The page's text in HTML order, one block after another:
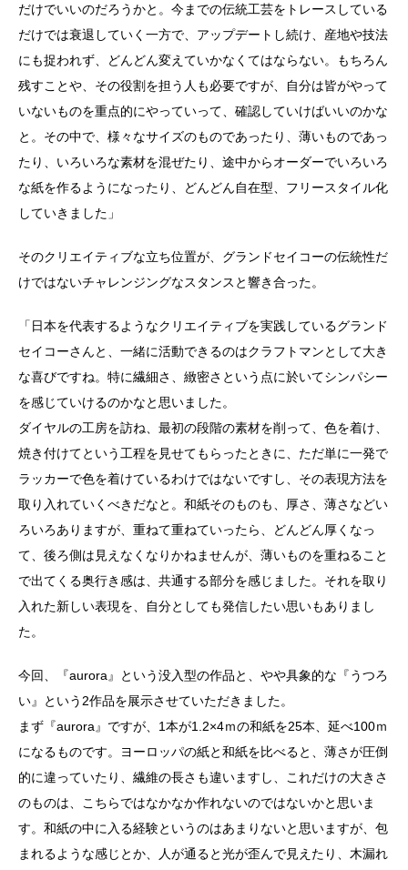
だけでいいのだろうかと。今までの伝統工芸をトレースしている
だけでは衰退していく一方で、アップデートし続け、産地や技法
にも捉われず、どんどん変えていかなくてはならない。もちろん
残すことや、その役割を担う人も必要ですが、自分は皆がやって
いないものを重点的にやっていって、確認していけばいいのかな
と。その中で、様々なサイズのものであったり、薄いものであっ
たり、いろいろな素材を混ぜたり、途中からオーダーでいろいろ
な紙を作るようになったり、どんどん自在型、フリースタイル化
していきました」
そのクリエイティブな立ち位置が、グランドセイコーの伝統性だ
けではないチャレンジングなスタンスと響き合った。
「日本を代表するようなクリエイティブを実践しているグランド
セイコーさんと、一緒に活動できるのはクラフトマンとして大き
な喜びですね。特に繊細さ、緻密さという点に於いてシンパシー
を感じていけるのかなと思いました。
ダイヤルの工房を訪ね、最初の段階の素材を削って、色を着け、
焼き付けてという工程を見せてもらったときに、ただ単に一発で
ラッカーで色を着けているわけではないですし、その表現方法を
取り入れていくべきだなと。和紙そのものも、厚さ、薄さなどい
ろいろありますが、重ねて重ねていったら、どんどん厚くなっ
て、後ろ側は見えなくなりかねませんが、薄いものを重ねること
で出てくる奥行き感は、共通する部分を感じました。それを取り
入れた新しい表現を、自分としても発信したい思いもありまし
た。
今回、『aurora』という没入型の作品と、やや具象的な『うつろ
い』という2作品を展示させていただきました。
まず『aurora』ですが、1本が1.2×4ｍの和紙を25本、延べ100ｍ
になるものです。ヨーロッパの紙と和紙を比べると、薄さが圧倒
的に違っていたり、繊維の長さも違いますし、これだけの大きさ
のものは、こちらではなかなか作れないのではないかと思いま
す。和紙の中に入る経験というのはあまりないと思いますが、包
まれるような感じとか、人が通ると光が歪んで見えたり、木漏れ